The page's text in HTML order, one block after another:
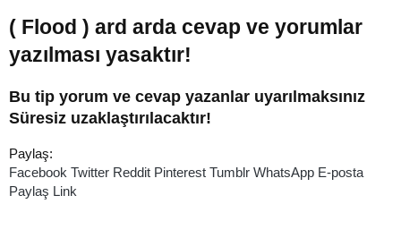
( Flood ) ard arda cevap ve yorumlar
yazılması yasaktır!
Bu tip yorum ve cevap yazanlar uyarılmaksınız
Süresiz uzaklaştırılacaktır!
Paylaş:
Facebook Twitter Reddit Pinterest Tumblr WhatsApp E-posta
Paylaş Link